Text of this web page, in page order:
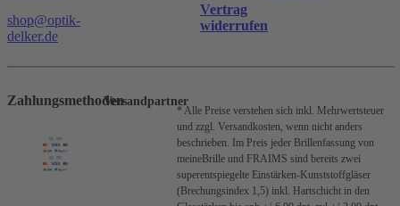
shop@optik-
delker.de
Vertrag
widerrufen
ZahlungsmethodenVersandpartner
* Alle Preise verstehen sich inkl. Mehrwertsteuer
und zzgl. Versandkosten, wenn nicht anders
beschrieben. Im Preis jeder Brillenfassung von
meineBrille und FRAIMS sind bereits zwei
superentspiegelte Einstärken-Kunststoffgläser
(Brechungsindex 1,5) inkl. Hartschicht in den